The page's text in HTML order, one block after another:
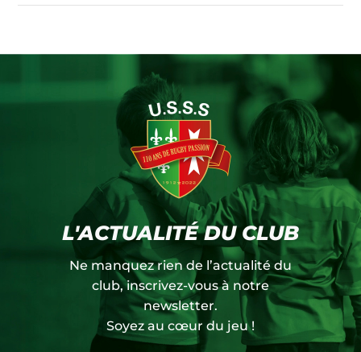
L'ACTUALITÉ DU CLUB
Ne manquez rien de l’actualité du
club, inscrivez-vous à notre
newsletter.
Soyez au cœur du jeu !